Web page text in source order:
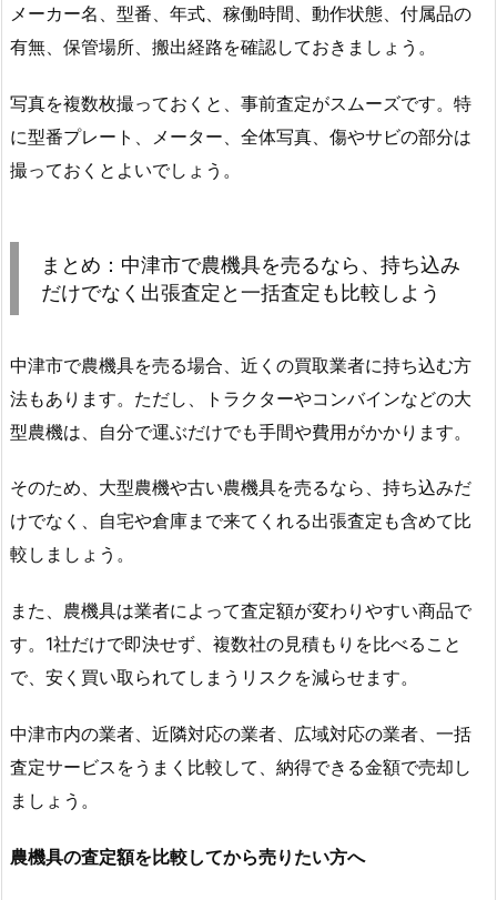
メーカー名、型番、年式、稼働時間、動作状態、付属品の
有無、保管場所、搬出経路を確認しておきましょう。
写真を複数枚撮っておくと、事前査定がスムーズです。特
に型番プレート、メーター、全体写真、傷やサビの部分は
撮っておくとよいでしょう。
まとめ：中津市で農機具を売るなら、持ち込み
だけでなく出張査定と一括査定も比較しよう
中津市で農機具を売る場合、近くの買取業者に持ち込む方
法もあります。ただし、トラクターやコンバインなどの大
型農機は、自分で運ぶだけでも手間や費用がかかります。
そのため、大型農機や古い農機具を売るなら、持ち込みだ
けでなく、自宅や倉庫まで来てくれる出張査定も含めて比
較しましょう。
また、農機具は業者によって査定額が変わりやすい商品で
す。1社だけで即決せず、複数社の見積もりを比べること
で、安く買い取られてしまうリスクを減らせます。
中津市内の業者、近隣対応の業者、広域対応の業者、一括
査定サービスをうまく比較して、納得できる金額で売却し
ましょう。
農機具の査定額を比較してから売りたい方へ